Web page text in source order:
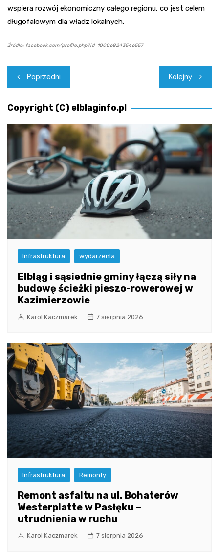
wspiera rozwój ekonomiczny całego regionu, co jest celem
długofalowym dla władz lokalnych.
Źródło: facebook.com/profile.php?id=100068243546557
Nawigacja
wpisu
Poprzedni Kolejny
Copyright (C) elblaginfo.pl
Infrastruktura wydarzenia
Elbląg i sąsiednie gminy łączą siły na
budowę ścieżki pieszo-rowerowej w
Kazimierzowie
Karol Kaczmarek 7 sierpnia 2026
Infrastruktura Remonty
Remont asfaltu na ul. Bohaterów
Westerplatte w Pasłęku –
utrudnienia w ruchu
Karol Kaczmarek 7 sierpnia 2026